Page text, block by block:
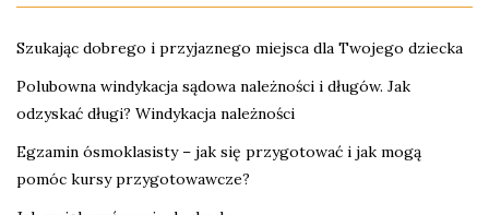
Szukając dobrego i przyjaznego miejsca dla Twojego dziecka
Polubowna windykacja sądowa należności i długów. Jak
odzyskać długi? Windykacja należności
Egzamin ósmoklasisty – jak się przygotować i jak mogą
pomóc kursy przygotowawcze?